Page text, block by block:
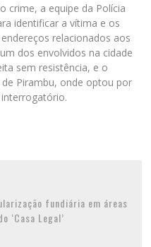
crime, a equipe da Polícia
identificar a vítima e os
relacionados aos
dos envolvidos na cidade
sem resistência, e o
Pirambu, onde optou por
fundiária em áreas
‘Casa Legal’